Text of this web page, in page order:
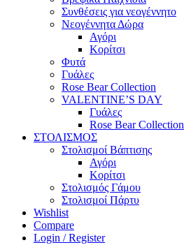
Συνθέσεις για νεογέννητο
Νεογέννητα Δώρα
Αγόρι
Κορίτσι
Φυτά
Γυάλες
Rose Bear Collection
VALENTINE’S DAY
Γυάλες
Rose Bear Collection
ΣΤΟΛΙΣΜΟΣ
Στολισμοί Βάπτισης
Αγόρι
Κορίτσι
Στολισμός Γάμου
Στολισμοί Πάρτυ
Wishlist
Compare
Login / Register